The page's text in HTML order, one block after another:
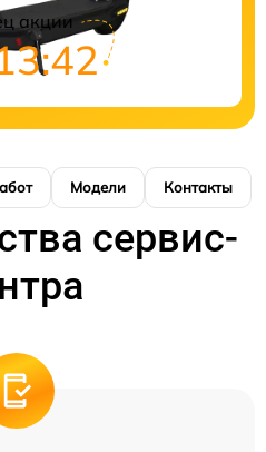
акции
Модели Контакты
сервис-